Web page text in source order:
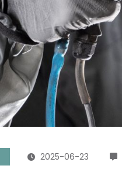
2025-06-23